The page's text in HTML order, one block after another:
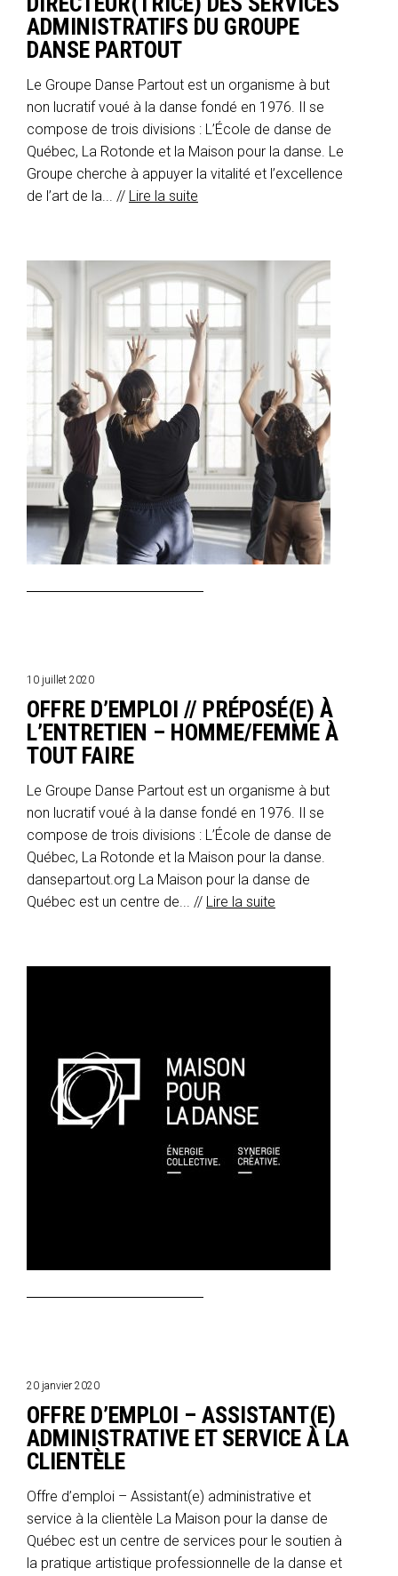
ADMINISTRATIFS DU GROUPE
DANSE PARTOUT
Le Groupe Danse Partout est un organisme à but
non lucratif voué à la danse fondé en 1976. Il se
compose de trois divisions : L’École de danse de
Québec, La Rotonde et la Maison pour la danse. Le
Groupe cherche à appuyer la vitalité et l’excellence
de l’art de la... // Lire la suite
10 juillet 2020
OFFRE D’EMPLOI // PRÉPOSÉ(E) À
L’ENTRETIEN – HOMME/FEMME À
TOUT FAIRE
Le Groupe Danse Partout est un organisme à but
non lucratif voué à la danse fondé en 1976. Il se
compose de trois divisions : L’École de danse de
Québec, La Rotonde et la Maison pour la danse.
dansepartout.org La Maison pour la danse de
Québec est un centre de... // Lire la suite
20 janvier 2020
OFFRE D’EMPLOI – ASSISTANT(E)
ADMINISTRATIVE ET SERVICE À LA
CLIENTÈLE
Offre d’emploi – Assistant(e) administrative et
service à la clientèle La Maison pour la danse de
Québec est un centre de services pour le soutien à
la pratique artistique professionnelle de la danse et